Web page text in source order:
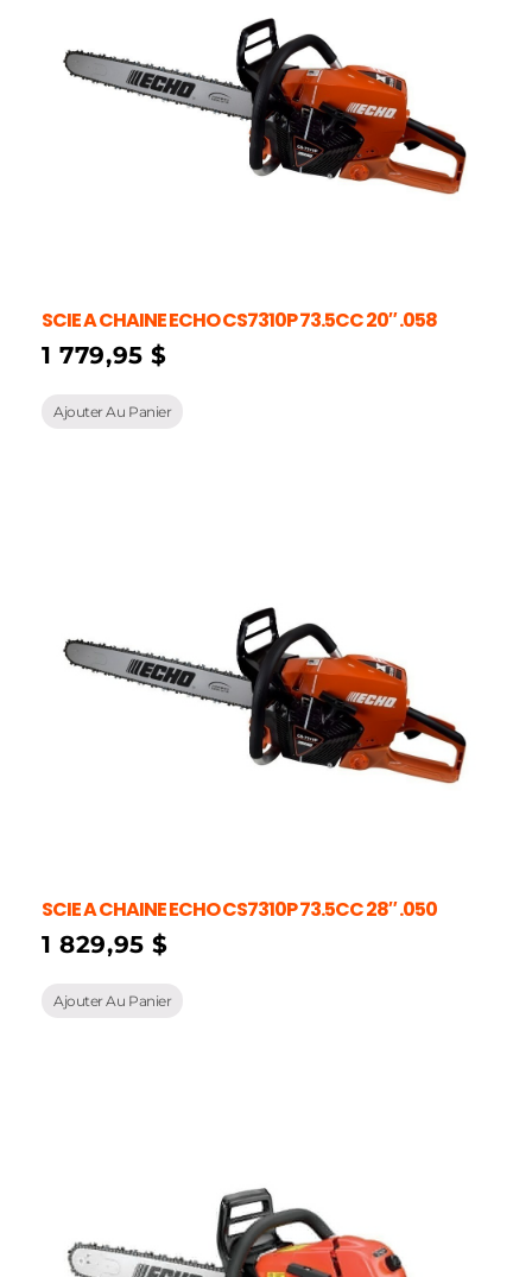
SCIE A CHAINE ECHO CS7310P 73.5CC 20″ .058
1 779,95$
Ajouter Au Panier
SCIE A CHAINE ECHO CS7310P 73.5CC 28″ .050
1 829,95$
Ajouter Au Panier